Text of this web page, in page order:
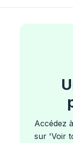
Accédez
sur 'Voir